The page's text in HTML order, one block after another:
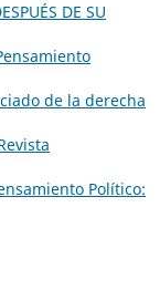
DE SU
de la derecha
Político: